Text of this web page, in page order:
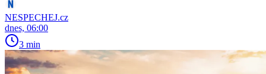
NESPECHEJ.cz
dnes, 06:00
3 min